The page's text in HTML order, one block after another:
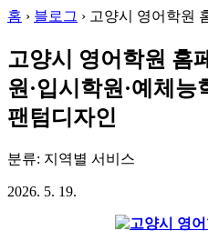
홈 › 블로그 › 고양시 영어학원
고양시 영어학원 홈
원·입시학원·예체
팬텀디자인
분류: 지역별 서비스
2026. 5. 19.